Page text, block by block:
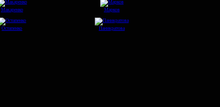
Макаренко Марков
Остапенко Паникратова